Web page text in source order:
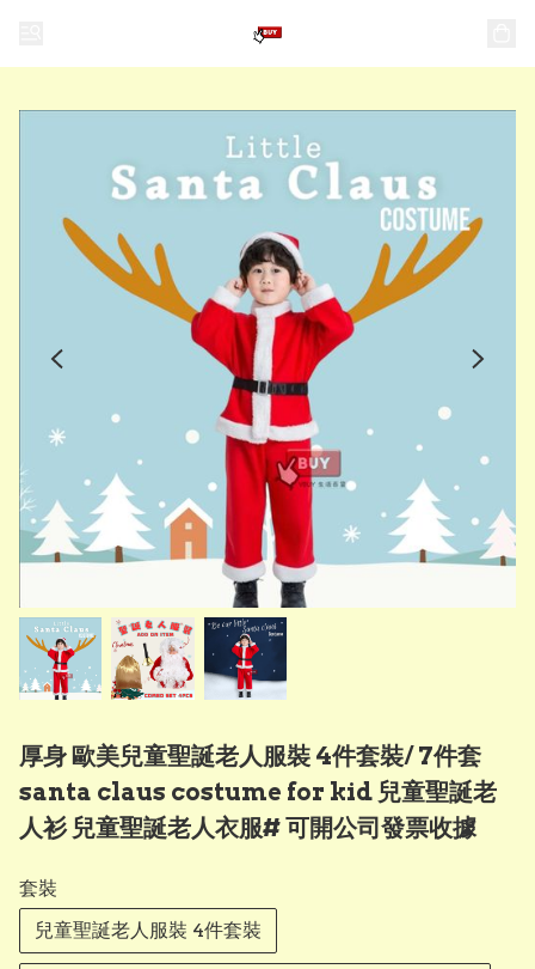
厚身 歐美兒童聖誕老人服裝 4件套裝/ 7件套
santa claus costume for kid 兒童聖誕老
人衫 兒童聖誕老人衣服# 可開公司發票收據
套裝
兒童聖誕老人服裝 4件套裝